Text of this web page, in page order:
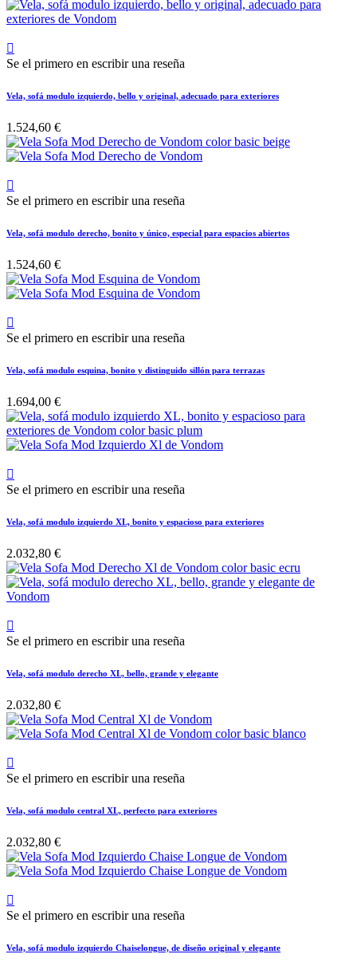

Se el primero en escribir una reseña
Vela, sofá modulo izquierdo, bello y original, adecuado para exteriores
1.524,60 €

Se el primero en escribir una reseña
Vela, sofá modulo derecho, bonito y único, especial para espacios abiertos
1.524,60 €

Se el primero en escribir una reseña
Vela, sofá modulo esquina, bonito y distinguido sillón para terrazas
1.694,00 €

Se el primero en escribir una reseña
Vela, sofá modulo izquierdo XL, bonito y espacioso para exteriores
2.032,80 €

Se el primero en escribir una reseña
Vela, sofá modulo derecho XL, bello, grande y elegante
2.032,80 €

Se el primero en escribir una reseña
Vela, sofá modulo central XL, perfecto para exteriores
2.032,80 €

Se el primero en escribir una reseña
Vela, sofá modulo izquierdo Chaiselongue, de diseño original y elegante